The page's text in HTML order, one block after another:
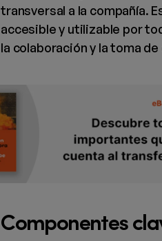
transversal a la compañía.
accesible y utilizable por
la colaboración y la toma
Componentes